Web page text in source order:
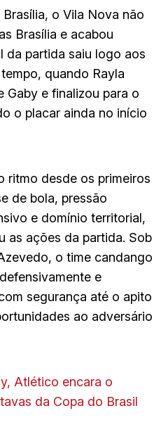
o Vila Nova não
Brasília e acabou
da partida saiu logo aos
quando Rayla
Gaby e finalizou para o
o placar ainda no início
ritmo desde os primeiros
de bola, pressão
e domínio territorial,
as ações da partida. Sob
o time candango
e
segurança até o apito
ao adversário
Atlético encara o
da Copa do Brasil